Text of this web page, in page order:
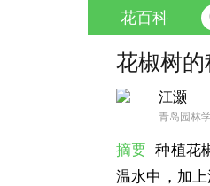
花百科
花椒树
江灏
青岛园林
摘要 种植花
温水中，加